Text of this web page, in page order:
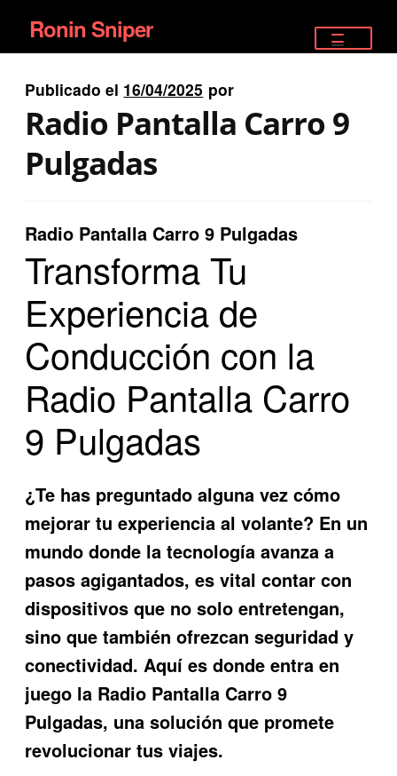
Ir
a
la
navegación
Ir
al
contenido
Ronin Sniper
EQUIPAMIENTO ÉLITE
PISTOLAS
SATELITALES
Publicado el 16/04/2025 por
Radio Pantalla Carro 9
Pulgadas
Radio Pantalla Carro 9 Pulgadas
Transforma Tu
Experiencia de
Conducción con la
Radio Pantalla Carro
9 Pulgadas
¿Te has preguntado alguna vez cómo
mejorar tu experiencia al volante? En un
mundo donde la tecnología avanza a
pasos agigantados, es vital contar con
dispositivos que no solo entretengan,
sino que también ofrezcan seguridad y
conectividad. Aquí es donde entra en
juego la Radio Pantalla Carro 9
Pulgadas, una solución que promete
revolucionar tus viajes.